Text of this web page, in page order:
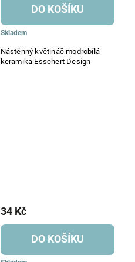
Nástěnný květináč modrobílá
keramika|Esschert Design
Skladem
DO KOŠÍKU
34 Kč
DO KOŠÍKU